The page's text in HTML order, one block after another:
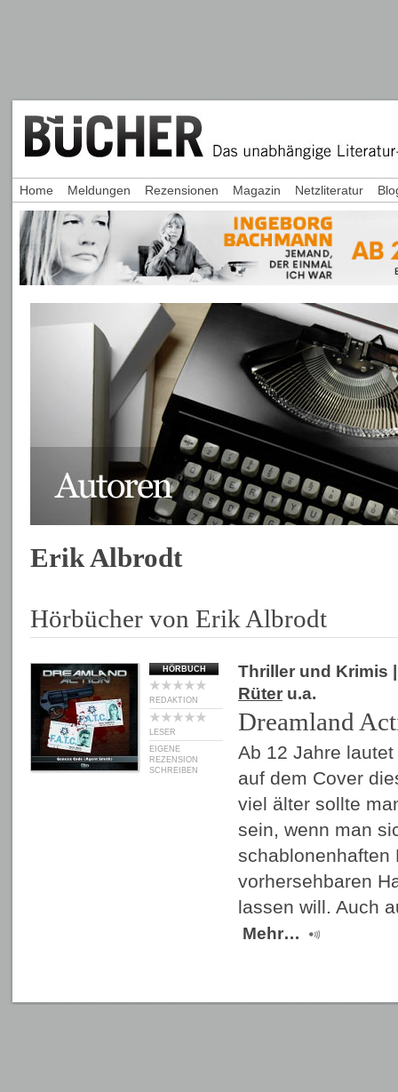
Erik Albrodt
Hörbücher von Erik Albrodt
HÖRBUCH
REDAKTION
LESER
EIGENE
REZENSION
SCHREIBEN
Thriller und Krimis
Rüter u.a.
Dreamland
Ab 12 Jahre
auf dem Cover
viel älter sollte
sein, wenn man
schablonenhaften
vorhersehbaren
lassen will. Auch
Mehr…
Home Meldungen Rezensionen Magazin Netzliteratur